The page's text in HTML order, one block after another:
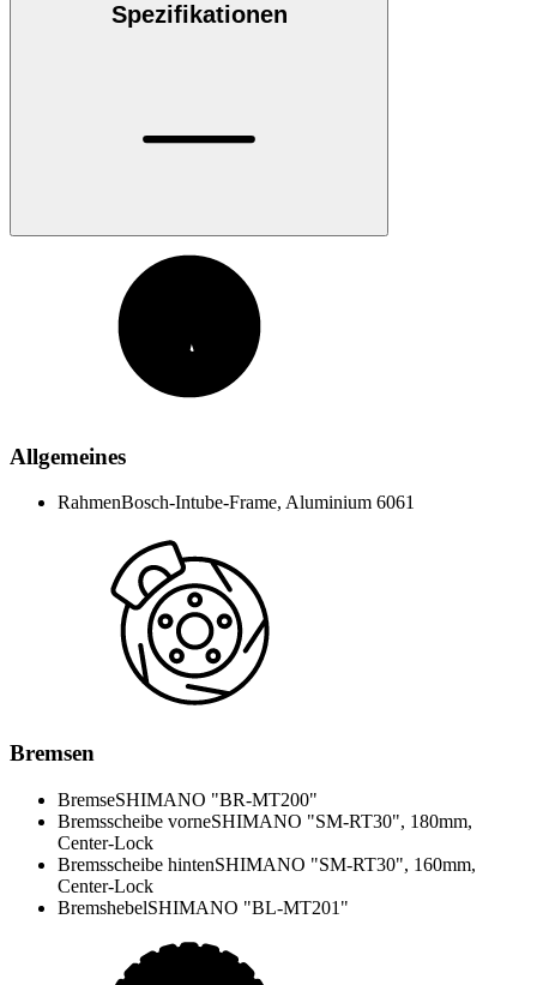
Spezifikationen
Allgemeines
RahmenBosch-Intube-Frame, Aluminium 6061
Bremsen
BremseSHIMANO "BR-MT200"
Bremsscheibe vorneSHIMANO "SM-RT30", 180mm,
Center-Lock
Bremsscheibe hintenSHIMANO "SM-RT30", 160mm,
Center-Lock
BremshebelSHIMANO "BL-MT201"